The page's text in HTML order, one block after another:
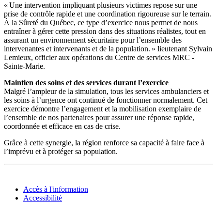
« Une intervention impliquant plusieurs victimes repose sur une
prise de contrôle rapide et une coordination rigoureuse sur le terrain.
À la Sûreté du Québec, ce type d’exercice nous permet de nous
entraîner à gérer cette pression dans des situations réalistes, tout en
assurant un environnement sécuritaire pour l’ensemble des
intervenantes et intervenants et de la population. » lieutenant Sylvain
Lemieux, officier aux opérations du Centre de services MRC -
Sainte-Marie.
Maintien des soins et des services durant l’exercice
Malgré l’ampleur de la simulation, tous les services ambulanciers et
les soins à l’urgence ont continué de fonctionner normalement. Cet
exercice démontre l’engagement et la mobilisation exemplaire de
l’ensemble de nos partenaires pour assurer une réponse rapide,
coordonnée et efficace en cas de crise.
Grâce à cette synergie, la région renforce sa capacité à faire face à
l’imprévu et à protéger sa population.
Accès à l'information
Accessibilité